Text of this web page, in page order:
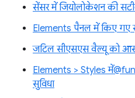
सेंसर में जियोलोकेशन की
Elements पैनल में किए गए
जटिल सीएसएस वैल्यू को
Elements > Styles
सुविधा